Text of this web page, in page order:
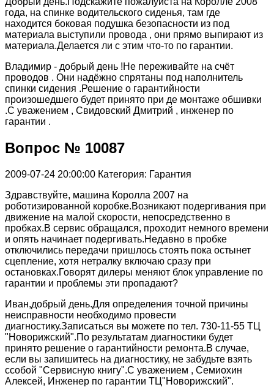
года, на спинке водительского сиденья, там где
находится боковая подушка безопасности из под
материала выступили провода , они прямо выпирают из
материала.Делается ли с этим что-то по гарантии.
Владимир - добрый день !Не переживайте на счёт
проводов . Они надёжно спрятаны под наполнитель
спинки сидения .Решение о гарантийности
произошедшего будет принято при де монтаже обшивки
.С уважением , Свидовский Дмитрий , инженер по
гарантии .
Вопрос № 10087
2009-07-24 20:00:00 Категория: Гарантия
Здравствуйте, машина Королла 2007 на
роботизированной коробке.Возникают подергивания при
движение на малой скорости, непосредственно в
пробках.В сервис обращался, проходит немного времени
и опять начинает подергивать.Недавно в пробке
отключились передачи пришлось стоять пока остынет
сцепление, хотя нетралку включаю сразу при
остановках.Говорят дилеры меняют блок управление по
гарантии и проблемы эти пропадают?
Иван,добрый день.Для определения точной причины
неисправности необходимо провести
диагностику.Записаться вы можете по тел. 730-11-55 ТЦ
"Новорижский".По результатам диагностики будет
принято решение о гарантийности ремонта.В случае,
если вы запишитесь на диагностику, не забудьте взять
ссобой "Сервисную книгу".С уважением , Семиохин
Алексей, Инженер по гарантии ТЦ"Новорижский".